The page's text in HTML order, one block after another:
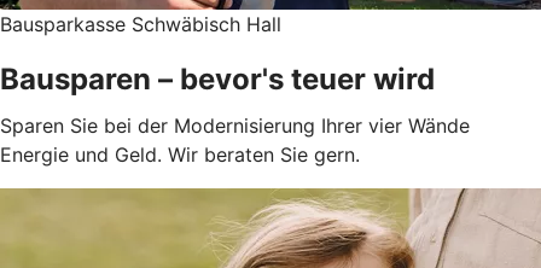
Bausparkasse Schwäbisch Hall
Bausparen – bevor's teuer wird
Sparen Sie bei der Modernisierung Ihrer vier Wände
Energie und Geld. Wir beraten Sie gern.